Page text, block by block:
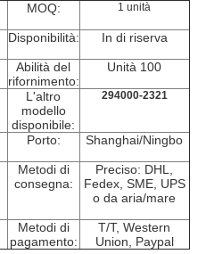
MOQ: 1 unità
Disponibilità: In di riserva
Abilità del
rifornimento:
Unità 100
L'altro
modello
disponibile:
294000-2321
Porto: Shanghai/Ningbo
Metodi di
consegna:
Preciso: DHL,
Fedex, SME, UPS
o da aria/mare
Metodi di
pagamento:
T/T, Western
Union, Paypal